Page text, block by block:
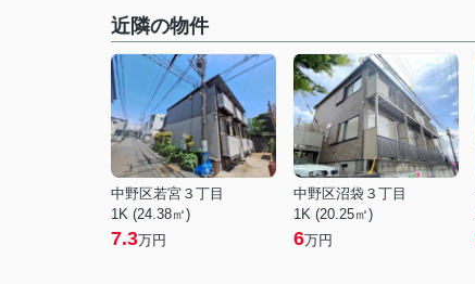
近隣の物件
中野区若宮３丁目
1K (24.38㎡)
7.3万円
中野区沼袋３丁目
1K (20.25㎡)
6万円